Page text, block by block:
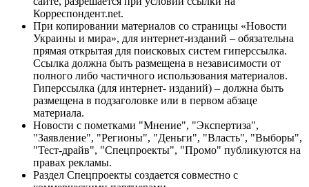
Корреспондент.net.
При копировании материалов со страницы «Новости
Украины и мира», для интернет-изданий – обязательна
прямая открытая для поисковых систем гиперссылка.
Ссылка должна быть размещена в независимости от
полного либо частичного использования материалов.
Гиперссылка (для интернет- изданий) – должна быть
размещена в подзаголовке или в первом абзаце
материала.
Новости с пометками "Мнение", "Экспертиза",
"Заявление", "Регионы", "Деньги", "Власть", "Выборы",
"Тест-драйв", "Спецпроекты", "Промо" публикуются на
правах рекламы.
Раздел Спецпроекты создается совместно с